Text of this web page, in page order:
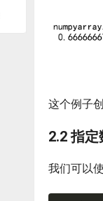
这个例子
2.2 指
我们可以